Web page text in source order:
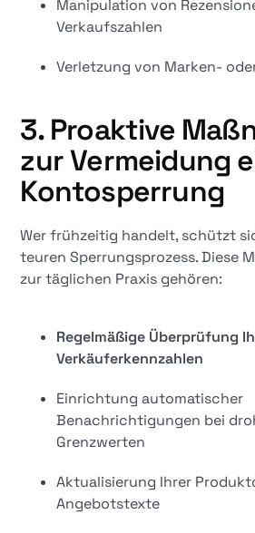
Manipulation von
Verkaufszahlen
Verletzung von Marken-
3. Proaktive
zur Vermeidung
Kontosperrung
Wer frühzeitig handelt, schützt
teuren Sperrungsprozess. Diese
zur täglichen Praxis gehören:
Regelmäßige Überprüfung
Verkäuferkennzahlen
Einrichtung automatischer
Benachrichtigungen bei
Grenzwerten
Aktualisierung Ihrer
Angebotstexte